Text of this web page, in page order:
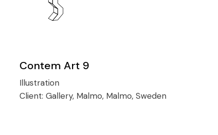
Contem Art 9
Illustration
Client:Gallery, Malmo, Malmo, Sweden